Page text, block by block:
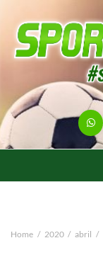
Home 2020 abril